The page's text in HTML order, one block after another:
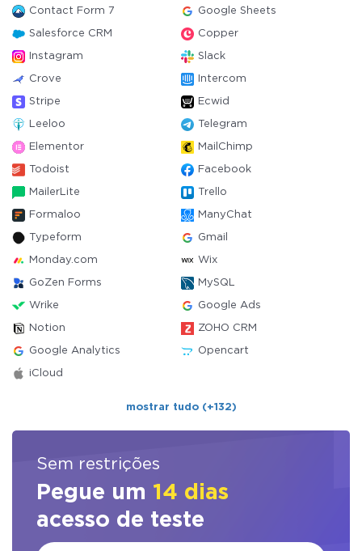
Contact Form 7 Google Sheets
Salesforce CRM Copper
Instagram Slack
Crove Intercom
Stripe Ecwid
Leeloo Telegram
Elementor MailChimp
Todoist Facebook
MailerLite Trello
Formaloo ManyChat
Typeform Gmail
Monday.com Wix
GoZen Forms MySQL
Wrike Google Ads
Notion ZOHO CRM
Google Analytics Opencart
iCloud
mostrar tudo (+132)
Sem restrições
Pegue um 14 dias
acesso de teste